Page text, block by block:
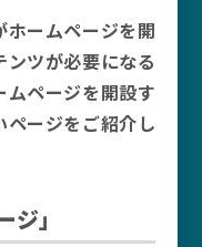
ホームページを開
ツが必要になる
ムページを開設す
ページをご紹介し
」